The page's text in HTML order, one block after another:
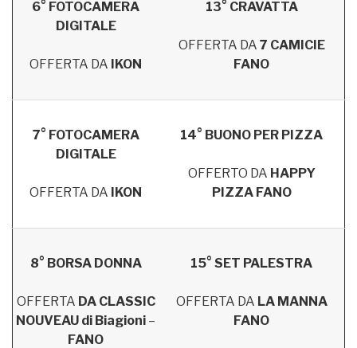
6° FOTOCAMERA
DIGITALE
OFFERTA DA IKON
13° CRAVATTA
OFFERTA DA 7 CAMICIE
FANO
7° FOTOCAMERA
DIGITALE
OFFERTA DA IKON
14° BUONO PER PIZZA
OFFERTO DA HAPPY
PIZZA FANO
8° BORSA DONNA
OFFERTA DA CLASSIC
NOUVEAU di Biagioni –
FANO
15° SET PALESTRA
OFFERTA DA LA MANNA
FANO